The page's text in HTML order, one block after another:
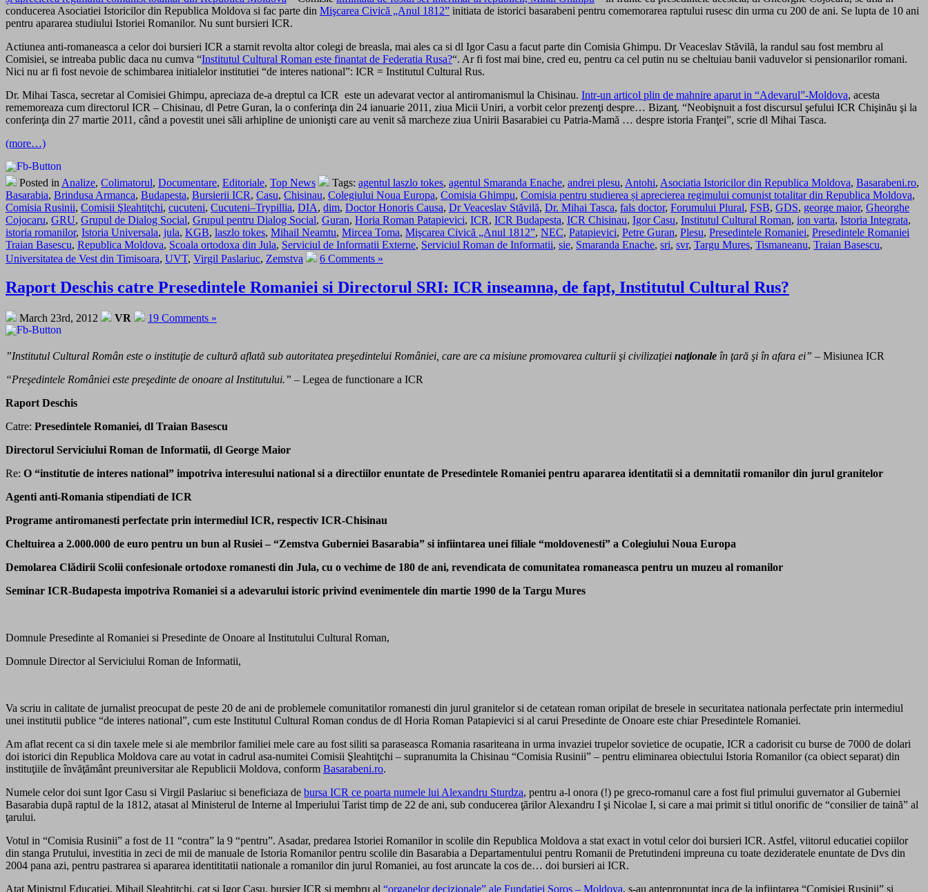
conducerea Asociatiei Istoricilor din Republica Moldova si fac parte din Mişcarea Civică „Anul 1812” initiata de istorici basarabeni pentru comemorarea raptului rusesc din urma cu 200 de ani. Se lupta de 10 ani
pentru apararea studiului Istoriei Romanilor. Nu sunt bursieri ICR.
Actiunea anti-romaneasca a celor doi bursieri ICR a starnit revolta altor colegi de breasla, mai ales ca si dl Igor Casu a facut parte din Comisia Ghimpu. Dr Veaceslav Stăvilă, la randul sau fost membru al
Comisiei, se intreaba public daca nu cumva “Institutul Cultural Roman este finantat de Federatia Rusa?“. Ar fi fost mai bine, cred eu, pentru ca cel putin nu se cheltuiau banii vaduvelor si pensionarilor romani.
Nici nu ar fi fost nevoie de schimbarea initialelor institutiei “de interes national”: ICR = Institutul Cultural Rus.
Dr. Mihai Tasca, secretar al Comisiei Ghimpu, apreciaza de-a dreptul ca ICR este un adevarat vector al antiromanismul la Chisinau. Intr-un articol plin de mahnire aparut in “Adevarul”-Moldova, acesta
rememoreaza cum directorul ICR – Chisinau, dl Petre Guran, la o conferinţa din 24 ianuarie 2011, ziua Micii Uniri, a vorbit celor prezenţi despre… Bizanţ. “Neobişnuit a fost discursul şefului ICR Chişinău şi la
conferinţa din 27 martie 2011, când a povestit unei săli arhipline de unionişti care au venit să marcheze ziua Unirii Basarabiei cu Patria-Mamă … despre istoria Franţei”, scrie dl Mihai Tasca.
(more…)
Posted in Analize, Colimatorul, Documentare, Editoriale, Top News Tags: agentul laszlo tokes, agentul Smaranda Enache, andrei plesu, Antohi, Asociatia Istoricilor din Republica Moldova, Basarabeni.ro,
Basarabia, Brindusa Armanca, Budapesta, Bursierii ICR, Casu, Chisinau, Colegiului Noua Europa, Comisia Ghimpu, Comisia pentru studierea și aprecierea regimului comunist totalitar din Republica Moldova,
Comisia Rusinii, Comisii Şleahtiţchi, cucuteni, Cucuteni–Trypillia, DIA, dim, Doctor Honoris Causa, Dr Veaceslav Stăvilă, Dr. Mihai Tasca, fals doctor, Forumului Plural, FSB, GDS, george maior, Gheorghe
Cojocaru, GRU, Grupul de Dialog Social, Grupul pentru Dialog Social, Guran, Horia Roman Patapievici, ICR, ICR Budapesta, ICR Chisinau, Igor Casu, Institutul Cultural Roman, ion varta, Istoria Integrata,
istoria romanilor, Istoria Universala, jula, KGB, laszlo tokes, Mihail Neamtu, Mircea Toma, Mişcarea Civică „Anul 1812”, NEC, Patapievici, Petre Guran, Plesu, Presedintele Romaniei, Presedintele Romaniei
Traian Basescu, Republica Moldova, Scoala ortodoxa din Jula, Serviciul de Informatii Externe, Serviciul Roman de Informatii, sie, Smaranda Enache, sri, svr, Targu Mures, Tismaneanu, Traian Basescu,
Universitatea de Vest din Timisoara, UVT, Virgil Paslariuc, Zemstva 6 Comments »
Raport Deschis catre Presedintele Romaniei si Directorul SRI: ICR inseamna, de fapt, Institutul Cultural Rus?
March 23rd, 2012 VR 19 Comments »
”Institutul Cultural Român este o instituţie de cultură aflată sub autoritatea preşedintelui României, care are ca misiune promovarea culturii şi civilizaţiei naţionale în ţară şi în afara ei” – Misiunea ICR
“Preşedintele României este preşedinte de onoare al Institutului.” – Legea de functionare a ICR
Raport Deschis
Catre: Presedintele Romaniei, dl Traian Basescu
Directorul Serviciului Roman de Informatii, dl George Maior
Re: O “institutie de interes national” impotriva interesului national si a directiilor enuntate de Presedintele Romaniei pentru apararea identitatii si a demnitatii romanilor din jurul granitelor
Agenti anti-Romania stipendiati de ICR
Programe antiromanesti perfectate prin intermediul ICR, respectiv ICR-Chisinau
Cheltuirea a 2.000.000 de euro pentru un bun al Rusiei – “Zemstva Guberniei Basarabia” si infiintarea unei filiale “moldovenesti” a Colegiului Noua Europa
Demolarea Clădirii Scolii confesionale ortodoxe romanesti din Jula, cu o vechime de 180 de ani, revendicata de comunitatea romaneasca pentru un muzeu al romanilor
Seminar ICR-Budapesta impotriva Romaniei si a adevarului istoric privind evenimentele din martie 1990 de la Targu Mures
Domnule Presedinte al Romaniei si Presedinte de Onoare al Institutului Cultural Roman,
Domnule Director al Serviciului Roman de Informatii,
Va scriu in calitate de jurnalist preocupat de peste 20 de ani de problemele comunitatilor romanesti din jurul granitelor si de cetatean roman oripilat de bresele in securitatea nationala perfectate prin intermediul
unei institutii publice “de interes national”, cum este Institutul Cultural Roman condus de dl Horia Roman Patapievici si al carui Presedinte de Onoare este chiar Presedintele Romaniei.
Am aflat recent ca si din taxele mele si ale membrilor familiei mele care au fost siliti sa paraseasca Romania rasariteana in urma invaziei trupelor sovietice de ocupatie, ICR a cadorisit cu burse de 7000 de dolari
doi istorici din Republica Moldova care au votat in cadrul asa-numitei Comisii Şleahtiţchi – supranumita la Chisinau “Comisia Rusinii” – pentru eliminarea obiectului Istoria Romanilor (ca obiect separat) din
instituţiile de învăţământ preuniversitar ale Republicii Moldova, conform Basarabeni.ro.
Numele celor doi sunt Igor Casu si Virgil Paslariuc si beneficiaza de bursa ICR ce poarta numele lui Alexandru Sturdza, pentru a-l onora (!) pe greco-romanul care a fost fiul primului guvernator al Guberniei
Basarabia după raptul de la 1812, atasat al Ministerul de Interne al Imperiului Tarist timp de 22 de ani, sub conducerea ţărilor Alexandru I şi Nicolae I, si care a mai primit si titlul onorific de “consilier de taină” al
ţarului.
Votul in “Comisia Rusinii” a fost de 11 “contra” la 9 “pentru”. Asadar, predarea Istoriei Romanilor in scolile din Republica Moldova a stat exact in votul celor doi bursieri ICR. Astfel, viitorul educatiei copiilor
din stanga Prutului, investitia in zeci de mii de manuale de Istoria Romanilor pentru scolile din Basarabia a Departamentului pentru Romanii de Pretutindeni impreuna cu toate dezideratele enuntate de Dvs din
2004 pana azi, pentru pastrarea si apararea identititatii nationale a romanilor din jurul Romaniei, au fost aruncate la cos de… doi bursieri ai ICR.
Atat Ministrul Educatiei, Mihail Şleahtiţchi, cat si Igor Casu, bursier ICR si membru al “organelor decizionale” ale Fundatiei Soros – Moldova, s-au antepronuntat inca de la infiintarea “Comisiei Rusinii” si